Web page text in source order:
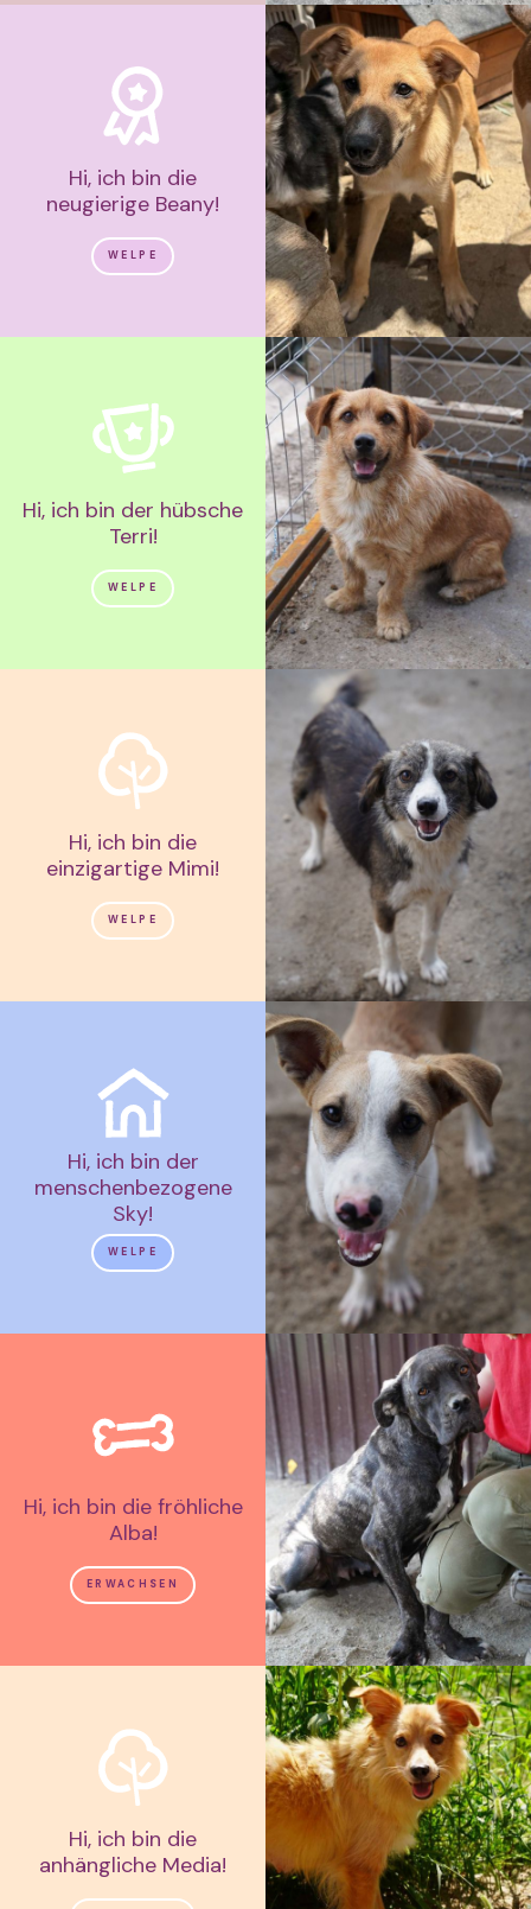
Hi, ich bin die
neugierige Beany!
WELPE
Hi, ich bin der hübsche
Terri!
WELPE
Hi, ich bin die
einzigartige Mimi!
WELPE
Hi, ich bin der
menschenbezogene
Sky!
WELPE
Hi, ich bin die fröhliche
Alba!
ERWACHSEN
Hi, ich bin die
anhängliche Media!